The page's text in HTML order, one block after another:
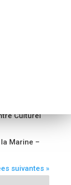
les
(56)
Culturel
la Marine –
suivantes »